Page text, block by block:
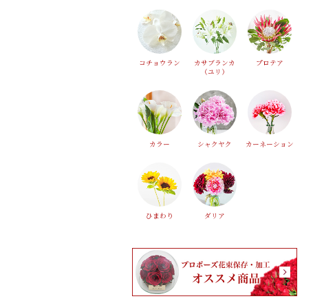
コチョウラン
カサブランカ
（ユリ）
プロテア
カラー シャクヤク カーネーション
ひまわり ダリア